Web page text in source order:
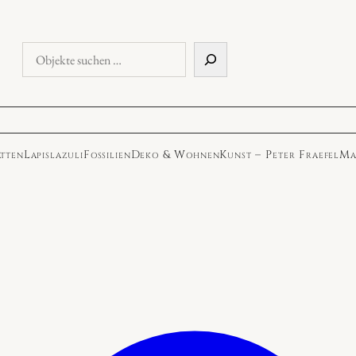
Objekte
suchen
LapislazuliFossilienDeko & WohnenKunst – Peter Fraefel